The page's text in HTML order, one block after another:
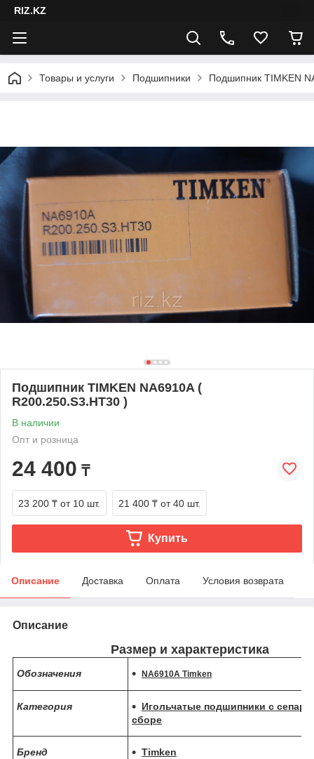
RIZ.KZ
Товары и услуги Подшипники Подшипник TIMKEN
Подшипник TIMKEN NA6910A (
R200.250.S3.HT30 )
В наличии
Опт и розница
24 400 ₸
23 200 ₸ от 10 шт. 21 400 ₸ от 40 шт.
Купить
Описание Доставка Оплата Условия возврата
Описание
Размер и характеристика
Обозначения NA6910A Timken
Категория
Игольчатые подшипники с
сборе
Бренд Timken